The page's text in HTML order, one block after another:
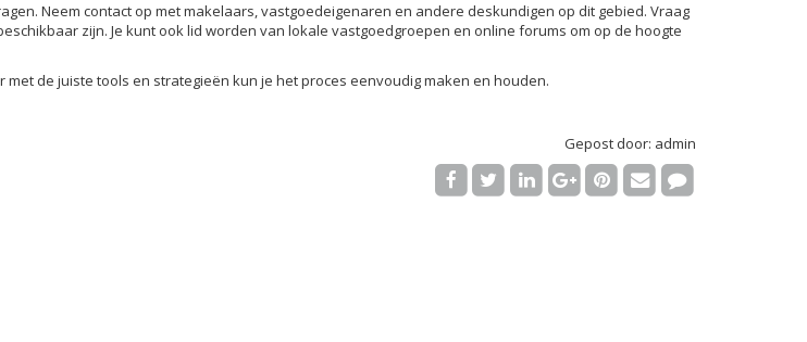
Neem contact op met makelaars, vastgoedeigenaren en andere deskundigen op dit gebied. Vraag
zijn. Je kunt ook lid worden van lokale vastgoedgroepen en online forums om op de hoogte
de juiste tools en strategieën kun je het proces eenvoudig maken en houden.
Gepost door: admin